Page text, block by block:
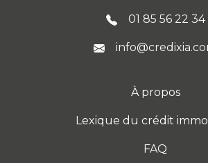
01 85 56 22 34
À propos
Lexique du crédit
FAQ